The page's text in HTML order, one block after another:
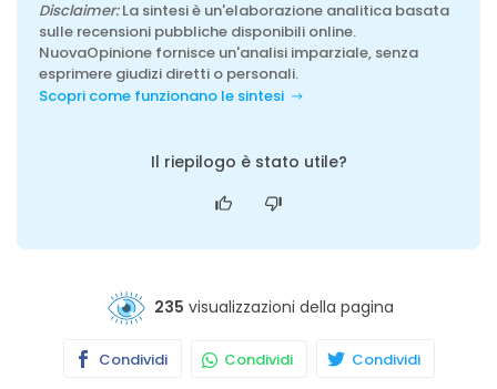
Disclaimer:La sintesi è un'elaborazione analitica basata
sulle recensioni pubbliche disponibili online.
NuovaOpinione fornisce un'analisi imparziale, senza
esprimere giudizi diretti o personali.
Scopri come funzionano le sintesi
Il riepilogo è stato utile?
235 visualizzazioni della pagina
Condividi Condividi Condividi